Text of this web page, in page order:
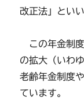
改正法」とい
この年金制
の拡大（いわ
老齢年金制度
ています。